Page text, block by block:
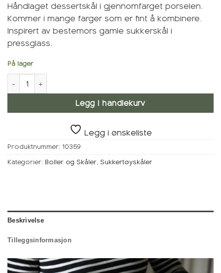
Håndlaget dessertskål i gjennomfarget porselen.
Kommer i mange farger som er fint å kombinere.
Inspirert av bestemors gamle sukkerskål i
pressglass.
På lager
Sukkertøyskål, Rogn antall
Legg i handlekurv
Legg i ønskeliste
Produktnummer: 10359
Kategorier: Boller og Skåler, Sukkertøyskåler
Beskrivelse
Tilleggsinformasjon